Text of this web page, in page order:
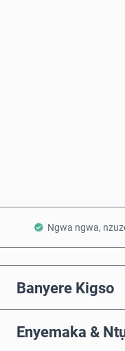
Ngwa ngwa,
Banyere Kigso
Enyemaka &